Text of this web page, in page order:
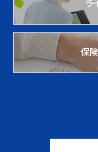
ラ
保